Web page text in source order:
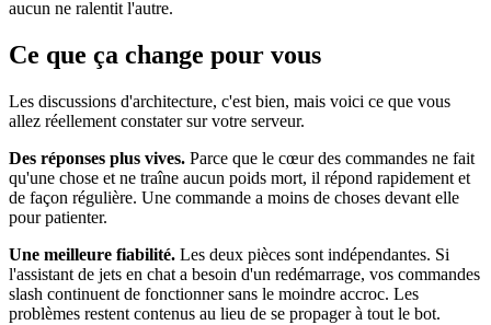
aucun ne ralentit l'autre.
Ce que ça change pour vous
Les discussions d'architecture, c'est bien, mais voici ce que vous
allez réellement constater sur votre serveur.
Des réponses plus vives. Parce que le cœur des commandes ne fait
qu'une chose et ne traîne aucun poids mort, il répond rapidement et
de façon régulière. Une commande a moins de choses devant elle
pour patienter.
Une meilleure fiabilité. Les deux pièces sont indépendantes. Si
l'assistant de jets en chat a besoin d'un redémarrage, vos commandes
slash continuent de fonctionner sans le moindre accroc. Les
problèmes restent contenus au lieu de se propager à tout le bot.